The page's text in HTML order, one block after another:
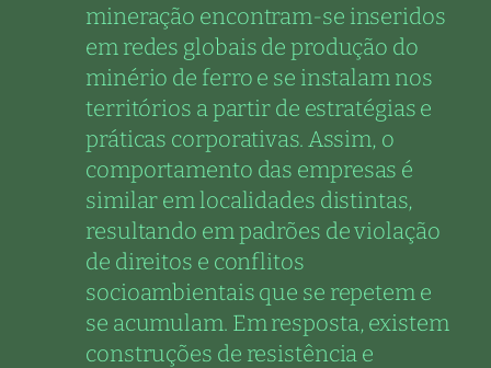
mineração encontram-se inseridos
em redes globais de produção do
minério de ferro e se instalam nos
territórios a partir de estratégias e
práticas corporativas. Assim, o
comportamento das empresas é
similar em localidades distintas,
resultando em padrões de violação
de direitos e conflitos
socioambientais que se repetem e
se acumulam. Em resposta, existem
construções de resistência e